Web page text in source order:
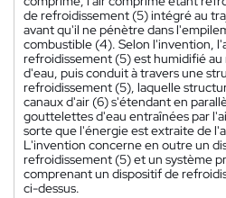
de refroidissement (5) intégré au
avant qu'il ne pénètre dans
combustible (4). Selon l'invention,
refroidissement (5) est humidifié
d'eau, puis conduit à travers une
refroidissement (5), laquelle
canaux d'air (6) s'étendant en
gouttelettes d'eau entraînées par
sorte que l'énergie est extraite de
L'invention concerne en outre un
refroidissement (5) et un système
comprenant un dispositif de
ci-dessus.